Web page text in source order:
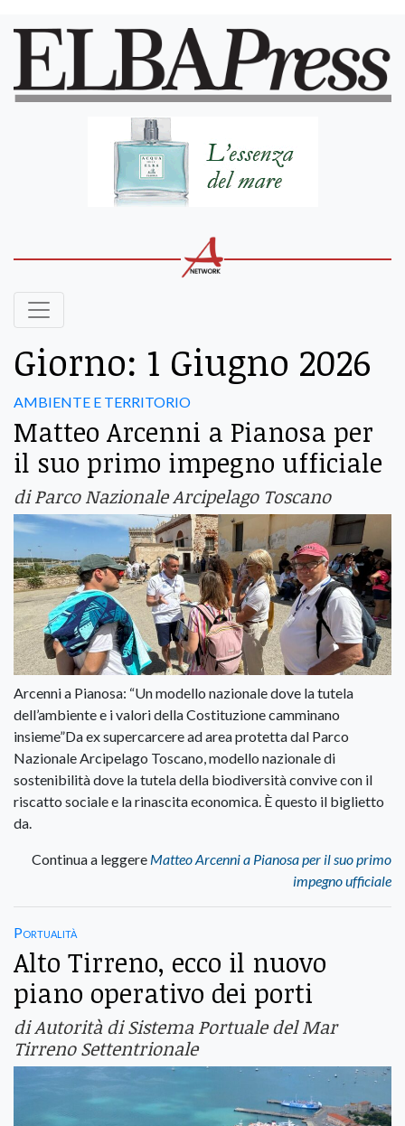
Giorno: 1 Giugno 2026
AMBIENTE E TERRITORIO
Matteo Arcenni a Pianosa per
il suo primo impegno ufficiale
di Parco Nazionale Arcipelago Toscano
Arcenni a Pianosa: “Un modello nazionale dove la tutela
dell’ambiente e i valori della Costituzione camminano
insieme”Da ex supercarcere ad area protetta dal Parco
Nazionale Arcipelago Toscano, modello nazionale di
sostenibilità dove la tutela della biodiversità convive con il
riscatto sociale e la rinascita economica. È questo il biglietto
da.
Continua a leggere Matteo Arcenni a Pianosa per il suo primo
impegno ufficiale
Portualità
Alto Tirreno, ecco il nuovo
piano operativo dei porti
di Autorità di Sistema Portuale del Mar
Tirreno Settentrionale